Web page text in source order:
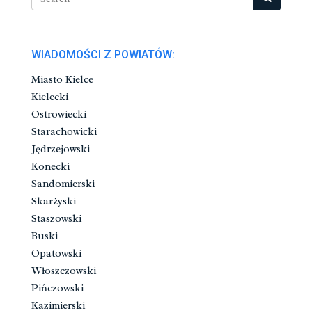
WIADOMOŚCI Z POWIATÓW:
Miasto Kielce
Kielecki
Ostrowiecki
Starachowicki
Jędrzejowski
Konecki
Sandomierski
Skarżyski
Staszowski
Buski
Opatowski
Włoszczowski
Pińczowski
Kazimierski